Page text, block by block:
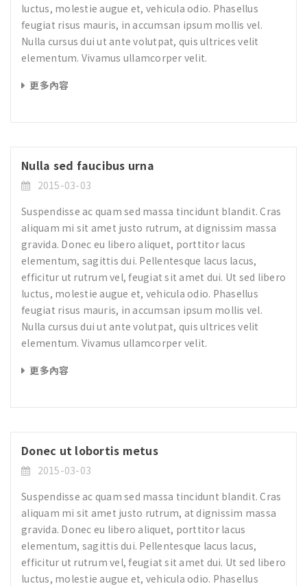
luctus, molestie augue et, vehicula odio. Phasellus
feugiat risus mauris, in accumsan ipsum mollis vel.
Nulla cursus dui ut ante volutpat, quis ultrices velit
elementum. Vivamus ullamcorper velit.
更多內容
Nulla sed faucibus urna
2015-03-03
Suspendisse ac quam sed massa tincidunt blandit. Cras
aliquam mi sit amet justo rutrum, at dignissim massa
gravida. Donec eu libero aliquet, porttitor lacus
elementum, sagittis dui. Pellentesque lacus lacus,
efficitur ut rutrum vel, feugiat sit amet dui. Ut sed libero
luctus, molestie augue et, vehicula odio. Phasellus
feugiat risus mauris, in accumsan ipsum mollis vel.
Nulla cursus dui ut ante volutpat, quis ultrices velit
elementum. Vivamus ullamcorper velit.
更多內容
Donec ut lobortis metus
2015-03-03
Suspendisse ac quam sed massa tincidunt blandit. Cras
aliquam mi sit amet justo rutrum, at dignissim massa
gravida. Donec eu libero aliquet, porttitor lacus
elementum, sagittis dui. Pellentesque lacus lacus,
efficitur ut rutrum vel, feugiat sit amet dui. Ut sed libero
luctus, molestie augue et, vehicula odio. Phasellus